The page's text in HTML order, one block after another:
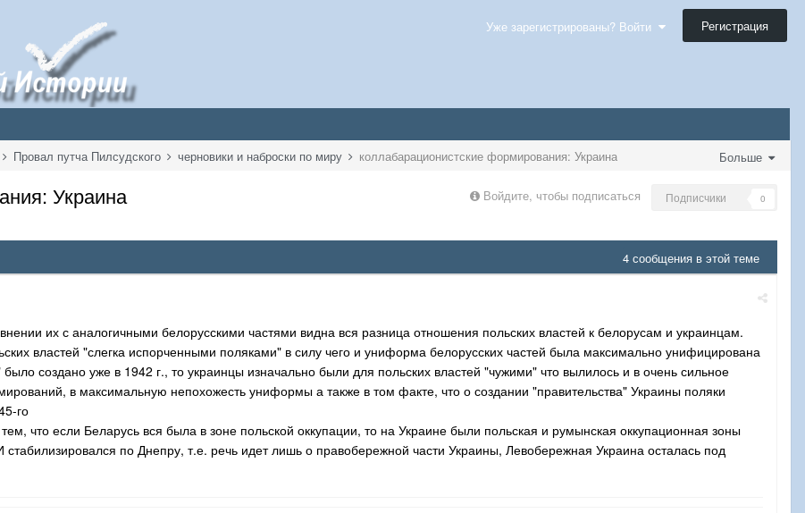
Уже зарегистрированы? Войти Регистрация
Больше
Провал путча Пилсудского черновики и наброски по миру коллабарационистские формирования: Украина
Войдите, чтобы подписаться Подписчики 0
Украина
4 сообщения в этой теме
их с аналогичными белорусскими частями видна вся разница отношения польских властей к белорусам и украинцам.
властей "слегка испорченными поляками" в силу чего и униформа белорусских частей была максимально унифицирована
было создано уже в 1942 г., то украинцы изначально были для польских властей "чужими" что вылилось и в очень сильное
в максимальную непохожесть униформы а также в том факте, что о создании "правительства" Украины поляки
го
что если Беларусь вся была в зоне польской оккупации, то на Украине были польская и румынская оккупационная зоны
по Днепру, т.е. речь идет лишь о правобережной части Украины, Левобережная Украина осталась под